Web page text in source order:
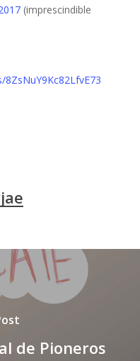
(imprescindible
de Pioneros